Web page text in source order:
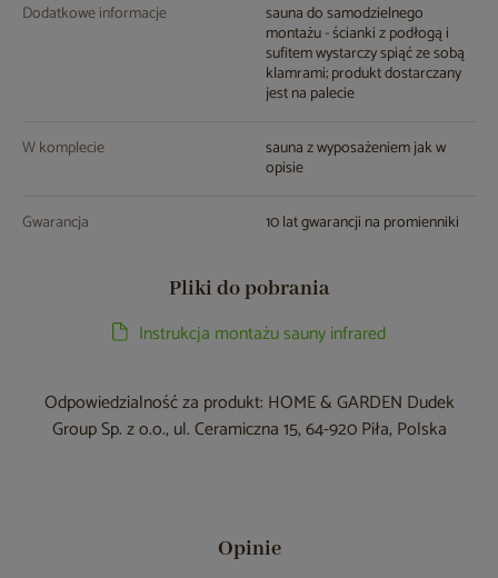
Dodatkowe informacje sauna do samodzielnego
montażu - ścianki z podłogą i
sufitem wystarczy spiąć ze sobą
klamrami; produkt dostarczany
jest na palecie
W komplecie sauna z wyposażeniem jak w
opisie
Gwarancja 10 lat gwarancji na promienniki
Pliki do pobrania
Instrukcja montażu sauny infrared
Odpowiedzialność za produkt: HOME & GARDEN Dudek
Group Sp. z o.o., ul. Ceramiczna 15, 64-920 Piła, Polska
Opinie